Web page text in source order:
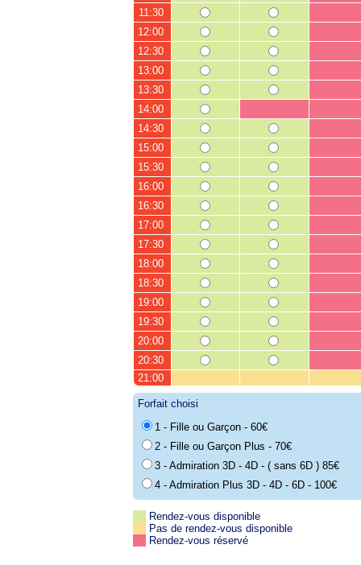
11:30
12:00
12:30
13:00
13:30
14:00
14:30
15:00
15:30
16:00
16:30
17:00
17:30
18:00
18:30
19:00
19:30
20:00
20:30
21:00
Forfait choisi
1 - Fille ou Garçon - 60€
2 - Fille ou Garçon Plus - 70€
3 - Admiration 3D - 4D - ( sans 6D ) 85€
4 - Admiration Plus 3D - 4D - 6D - 100€
Rendez-vous disponible
Pas de rendez-vous disponible
Rendez-vous réservé